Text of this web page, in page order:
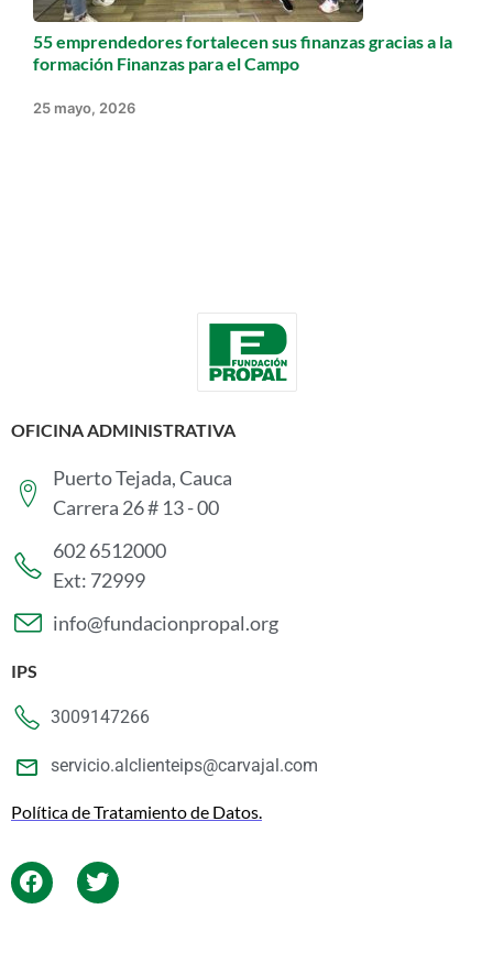
55 emprendedores fortalecen sus finanzas gracias a la
formación Finanzas para el Campo
25 mayo, 2026
OFICINA ADMINISTRATIVA
Puerto Tejada, Cauca
Carrera 26 # 13 - 00
602 6512000
Ext: 72999
info@fundacionpropal.org
IPS
3009147266
servicio.alclienteips@carvajal.com
Política de Tratamiento de Datos.